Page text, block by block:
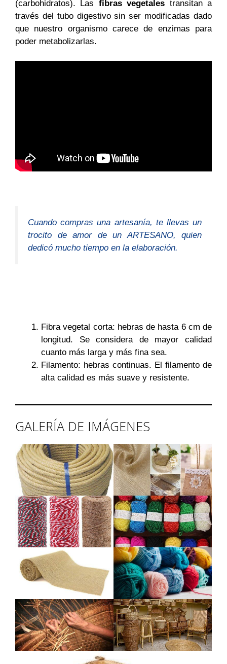
(carbohidratos). Las fibras vegetales transitan a
través del tubo digestivo sin ser modificadas dado
que nuestro organismo carece de enzimas para
poder metabolizarlas.
Cuando compras una artesanía, te llevas un
trocito de amor de un ARTESANO, quien
dedicó mucho tiempo en la elaboración.
Fibra vegetal corta: hebras de hasta 6 cm de
longitud. Se considera de mayor calidad
cuanto más larga y más fina sea.
Filamento: hebras continuas. El filamento de
alta calidad es más suave y resistente.
GALERÍA DE IMÁGENES